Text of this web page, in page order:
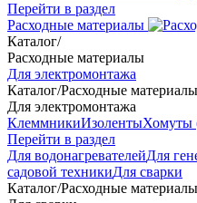
Перейти в раздел
Расходные материалы
Каталог/
Расходные материалы
Для электромонтажа
Каталог/Расходные материалы
Для электромонтажа
КлеммникиИзолентыХомуты
Перейти в раздел
Для водонагревателейДля
садовой техникиДля сварки
Каталог/Расходные материалы